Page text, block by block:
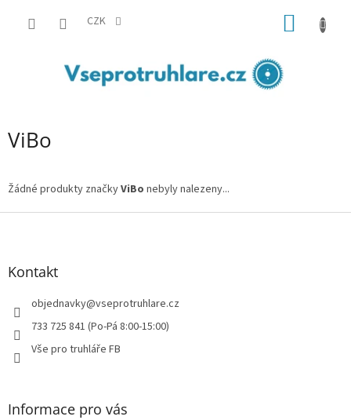
CZK
ViBo
Žádné produkty značkyViBo nebyly nalezeny...
Z
Kontakt
objednavky@vseprotruhlare.cz
733 725 841 (Po-Pá 8:00-15:00)
Vše pro truhláře FB
Informace pro vás